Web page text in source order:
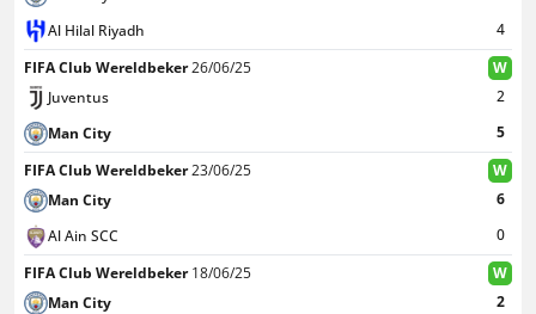
Al Hilal Riyadh 4
FIFA Club Wereldbeker26/06/25
W
Juventus
2
Man City
5
FIFA Club Wereldbeker23/06/25 W
Al Ain SCC 0
Man City 6
FIFA Club Wereldbeker18/06/25 W
Man City 2